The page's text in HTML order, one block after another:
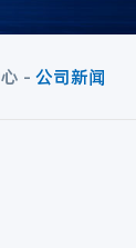
-公司新闻